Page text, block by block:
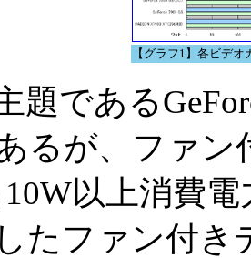
【グラフ1】各ビデ
である
るが、ファン
以上消費
たファン付き